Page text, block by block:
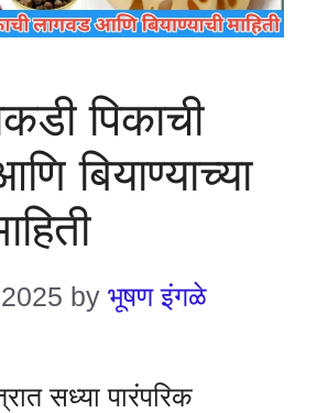
पिकाची
बियाण्याच्या
by भूषण इंगळे
सध्या पारंपरिक